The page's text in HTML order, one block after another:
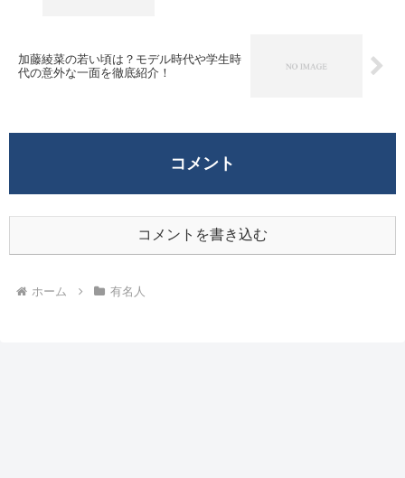
加藤綾菜の若い頃は？モデル時代や学生時
代の意外な一面を徹底紹介！
コメント
コメントを書き込む
ホーム 有名人